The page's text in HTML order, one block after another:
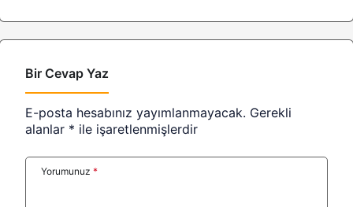
Bir Cevap Yaz
E-posta hesabınız yayımlanmayacak. Gerekli
alanlar * ile işaretlenmişlerdir
Yorumunuz *